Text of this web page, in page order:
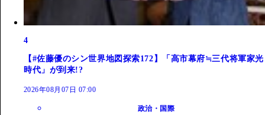
4
【#佐藤優のシン世界地図探索172】「高市幕府≒三代将軍家光
時代」が到来!?
2026年08月07日 07:00
政治・国際